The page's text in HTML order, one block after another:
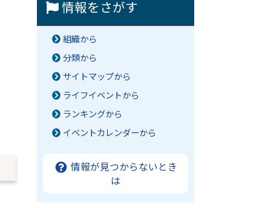
情報をさがす
組織から
分類から
サイトマップから
ライフイベントから
ランキングから
イベントカレンダーから
情報が見つからないとき
は